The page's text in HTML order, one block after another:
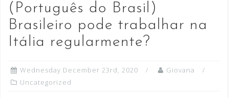
(Português do Brasil)
Brasileiro pode trabalhar na
Itália regularmente?
Wednesday December 23rd, 2020
Giovana
Uncategorized